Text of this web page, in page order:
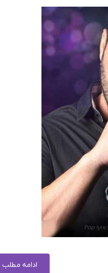
ادامه مطلب